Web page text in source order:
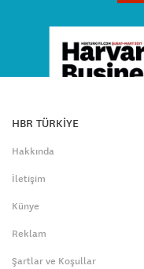
HBR TÜRKİYE
Hakkında
İletişim
Künye
Reklam
Şartlar ve Koşullar